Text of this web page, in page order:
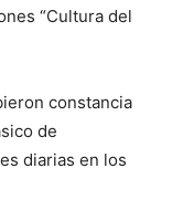
“Cultura del
constancia
de
diarias en los